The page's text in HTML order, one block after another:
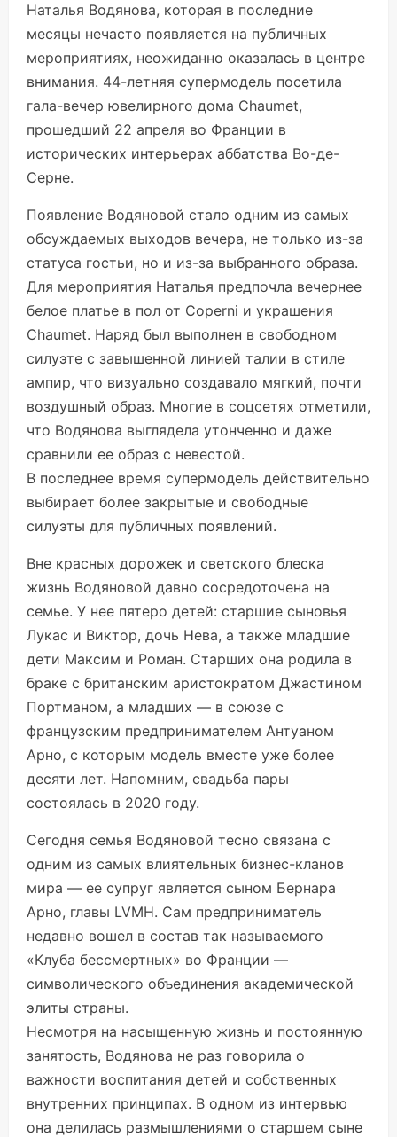
Наталья Водянова, которая в последние
месяцы нечасто появляется на публичных
мероприятиях, неожиданно оказалась в центре
внимания. 44-летняя супермодель посетила
гала-вечер ювелирного дома Chaumet,
прошедший 22 апреля во Франции в
исторических интерьерах аббатства Во-де-
Серне.
Появление Водяновой стало одним из самых
обсуждаемых выходов вечера, не только из-за
статуса гостьи, но и из-за выбранного образа.
Для мероприятия Наталья предпочла вечернее
белое платье в пол от Coperni и украшения
Chaumet. Наряд был выполнен в свободном
силуэте с завышенной линией талии в стиле
ампир, что визуально создавало мягкий, почти
воздушный образ. Многие в соцсетях отметили,
что Водянова выглядела утонченно и даже
сравнили ее образ с невестой.
В последнее время супермодель действительно
выбирает более закрытые и свободные
силуэты для публичных появлений.
Вне красных дорожек и светского блеска
жизнь Водяновой давно сосредоточена на
семье. У нее пятеро детей: старшие сыновья
Лукас и Виктор, дочь Нева, а также младшие
дети Максим и Роман. Старших она родила в
браке с британским аристократом Джастином
Портманом, а младших — в союзе с
французским предпринимателем Антуаном
Арно, с которым модель вместе уже более
десяти лет. Напомним, свадьба пары
состоялась в 2020 году.
Сегодня семья Водяновой тесно связана с
одним из самых влиятельных бизнес-кланов
мира — ее супруг является сыном Бернара
Арно, главы LVMH. Сам предприниматель
недавно вошел в состав так называемого
«Клуба бессмертных» во Франции —
символического объединения академической
элиты страны.
Несмотря на насыщенную жизнь и постоянную
занятость, Водянова не раз говорила о
важности воспитания детей и собственных
внутренних принципах. В одном из интервью
она делилась размышлениями о старшем сыне